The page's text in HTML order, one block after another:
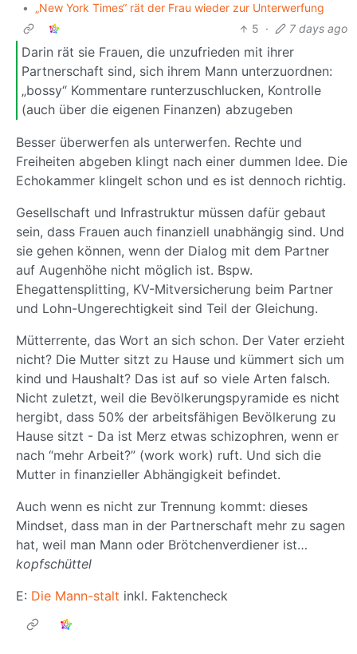
•
„New York Times“ rät der Frau wieder zur Unterwerfung
5 · 7 days ago
Darin rät sie Frauen, die unzufrieden mit ihrer
Partnerschaft sind, sich ihrem Mann unterzuordnen:
„bossy“ Kommentare runterzuschlucken, Kontrolle
(auch über die eigenen Finanzen) abzugeben
Besser überwerfen als unterwerfen. Rechte und
Freiheiten abgeben klingt nach einer dummen Idee. Die
Echokammer klingelt schon und es ist dennoch richtig.
Gesellschaft und Infrastruktur müssen dafür gebaut
sein, dass Frauen auch finanziell unabhängig sind. Und
sie gehen können, wenn der Dialog mit dem Partner
auf Augenhöhe nicht möglich ist. Bspw.
Ehegattensplitting, KV-Mitversicherung beim Partner
und Lohn-Ungerechtigkeit sind Teil der Gleichung.
Mütterrente, das Wort an sich schon. Der Vater erzieht
nicht? Die Mutter sitzt zu Hause und kümmert sich um
kind und Haushalt? Das ist auf so viele Arten falsch.
Nicht zuletzt, weil die Bevölkerungspyramide es nicht
hergibt, dass 50% der arbeitsfähigen Bevölkerung zu
Hause sitzt - Da ist Merz etwas schizophren, wenn er
nach “mehr Arbeit?” (work work) ruft. Und sich die
Mutter in finanzieller Abhängigkeit befindet.
Auch wenn es nicht zur Trennung kommt: dieses
Mindset, dass man in der Partnerschaft mehr zu sagen
hat, weil man Mann oder Brötchenverdiener ist…
kopfschüttel
E: Die Mann-stalt inkl. Faktencheck